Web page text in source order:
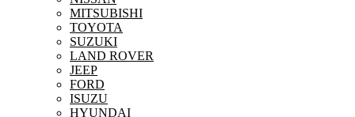
MITSUBISHI
TOYOTA
SUZUKI
LAND ROVER
JEEP
FORD
ISUZU
HYUNDAI